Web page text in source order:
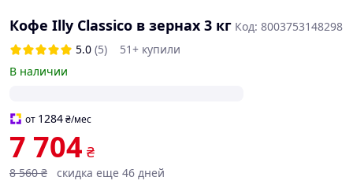
Кофе Illy Classico в зернах 3 кг Код: 8003753148298
5.0 (5)
51+ купили
В наличии
от 1284₴/мес
7 704 ₴
8 560 ₴ скидка еще 46 дней